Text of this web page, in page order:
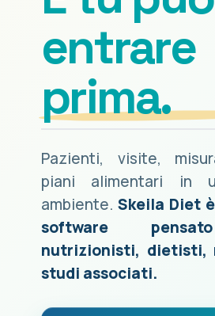
entrare
prima.
Pazienti, visite,
piani alimentari in
ambiente. Skeila Diet
software
nutrizionisti, dietisti,
studi associati.